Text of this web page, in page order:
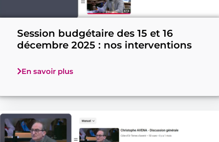
Session budgétaire des 15 et 16
décembre 2025 : nos interventions
En savoir plus